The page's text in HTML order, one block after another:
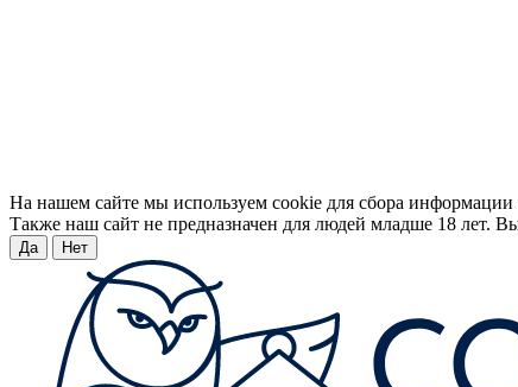
На нашем сайте мы используем cookie для сбора информации
Также наш сайт не предназначен для людей младше 18 лет.
Да Нет